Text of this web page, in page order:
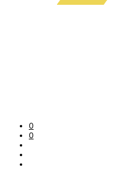
0
0